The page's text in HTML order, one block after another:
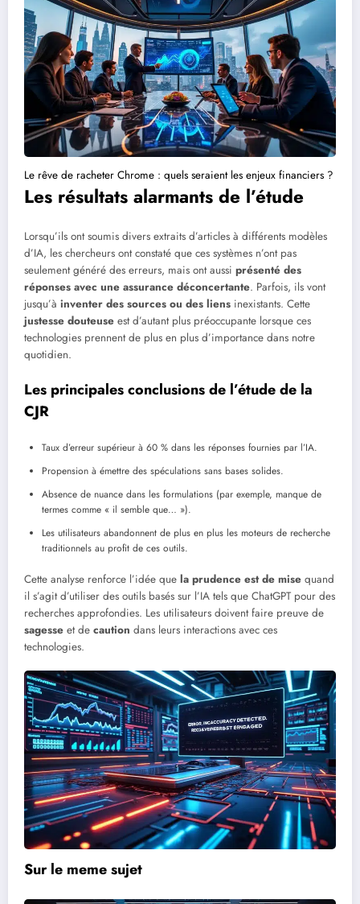
Le rêve de racheter Chrome : quels seraient les enjeux financiers ?
Les résultats alarmants de l’étude
Lorsqu’ils ont soumis divers extraits d’articles à différents modèles
d’IA, les chercheurs ont constaté que ces systèmes n’ont pas
seulement généré des erreurs, mais ont aussi présenté des
réponses avec une assurance déconcertante. Parfois, ils vont
jusqu’à inventer des sources ou des liens inexistants. Cette
justesse douteuse est d’autant plus préoccupante lorsque ces
technologies prennent de plus en plus d’importance dans notre
quotidien.
Les principales conclusions de l’étude de la
CJR
Taux d’erreur supérieur à 60 % dans les réponses fournies par l’IA.
Propension à émettre des spéculations sans bases solides.
Absence de nuance dans les formulations (par exemple, manque de
termes comme « il semble que… »).
Les utilisateurs abandonnent de plus en plus les moteurs de recherche
traditionnels au profit de ces outils.
Cette analyse renforce l’idée que la prudence est de mise quand
il s’agit d’utiliser des outils basés sur l’IA tels que ChatGPT pour des
recherches approfondies. Les utilisateurs doivent faire preuve de
sagesse et de caution dans leurs interactions avec ces
technologies.
Sur le meme sujet